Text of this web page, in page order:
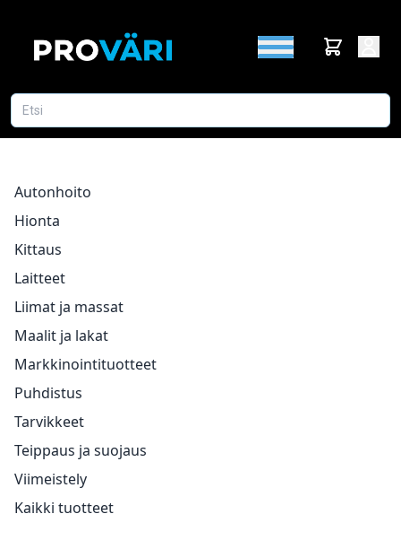
Autonhoito
Hionta
Kittaus
Laitteet
Liimat ja massat
Maalit ja lakat
Markkinointituotteet
Puhdistus
Tarvikkeet
Teippaus ja suojaus
Viimeistely
Kaikki tuotteet